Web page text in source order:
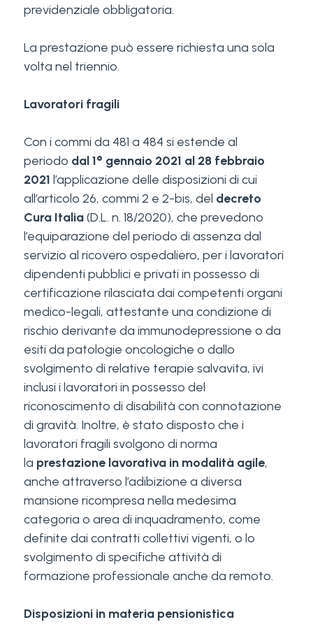
previdenziale obbligatoria.
La prestazione può essere richiesta una sola
volta nel triennio.
Lavoratori fragili
Con i commi da 481 a 484 si estende al
periodo dal 1° gennaio 2021 al 28 febbraio
2021 l’applicazione delle disposizioni di cui
all’articolo 26, commi 2 e 2-bis, del decreto
Cura Italia(D.L. n. 18/2020), che prevedono
l’equiparazione del periodo di assenza dal
servizio al ricovero ospedaliero, per i lavoratori
dipendenti pubblici e privati in possesso di
certificazione rilasciata dai competenti organi
medico-legali, attestante una condizione di
rischio derivante da immunodepressione o da
esiti da patologie oncologiche o dallo
svolgimento di relative terapie salvavita, ivi
inclusi i lavoratori in possesso del
riconoscimento di disabilità con connotazione
di gravità. Inoltre, è stato disposto che i
lavoratori fragili svolgono di norma
la prestazione lavorativa in modalità agile,
anche attraverso l’adibizione a diversa
mansione ricompresa nella medesima
categoria o area di inquadramento, come
definite dai contratti collettivi vigenti, o lo
svolgimento di specifiche attività di
formazione professionale anche da remoto.
Disposizioni in materia pensionistica